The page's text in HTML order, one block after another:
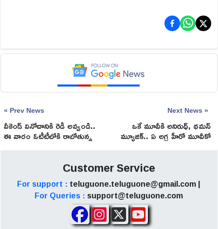
« Prev News
వీకెండ్ వినోదానికి రెడీ అవ్వండి..
ఈ వారం ఓటీటీలోకి రాబోతున్న
Next News »
ఒకే మూవీకి అనిరుధ్, థమన్
మ్యూజిక్.. ఏ అగ్ర హీరో మూవీకో
Customer Service
For support : teluguone.teluguone@gmail.com |
For Queries : support@teluguone.com